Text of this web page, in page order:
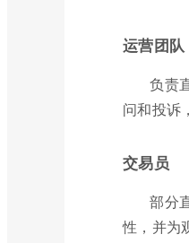
运营团队
负责
问和投诉
交易员
部分
性，并为